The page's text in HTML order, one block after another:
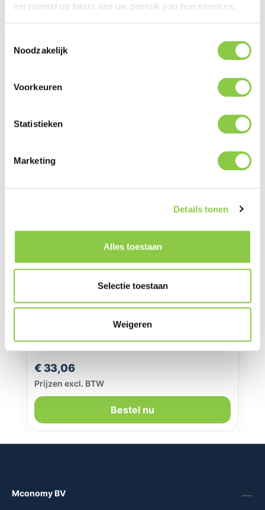
verzameld op basis van uw gebruik van hun services.
Noodzakelijk
Voorkeuren
Statistieken
Marketing
Details tonen
Alles toestaan
Selectie toestaan
Weigeren
Beschrijving
ingebouwde magnetische oplaadmodule om je
Apple Watch of AirPods op volle snelheid…
Meer
Favolt Site Watch Puck Silver
Normale prijs:
€ 33,06
Prijzen excl. BTW
Bestel nu
Mconomy BV